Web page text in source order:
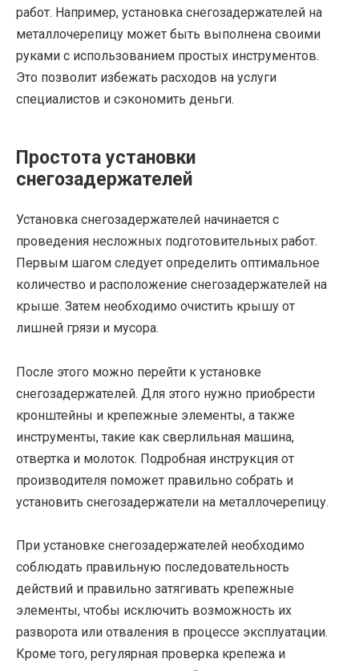
работ. Например, установка снегозадержателей на
металлочерепицу может быть выполнена своими
руками с использованием простых инструментов.
Это позволит избежать расходов на услуги
специалистов и сэкономить деньги.
Простота установки
снегозадержателей
Установка снегозадержателей начинается с
проведения несложных подготовительных работ.
Первым шагом следует определить оптимальное
количество и расположение снегозадержателей на
крыше. Затем необходимо очистить крышу от
лишней грязи и мусора.
После этого можно перейти к установке
снегозадержателей. Для этого нужно приобрести
кронштейны и крепежные элементы, а также
инструменты, такие как сверлильная машина,
отвертка и молоток. Подробная инструкция от
производителя поможет правильно собрать и
установить снегозадержатели на металлочерепицу.
При установке снегозадержателей необходимо
соблюдать правильную последовательность
действий и правильно затягивать крепежные
элементы, чтобы исключить возможность их
разворота или отваления в процессе эксплуатации.
Кроме того, регулярная проверка крепежа и